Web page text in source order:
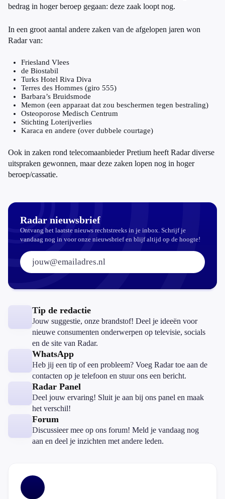
bedrag in hoger beroep gegaan: deze zaak loopt nog.
In een groot aantal andere zaken van de afgelopen jaren won
Radar van:
Friesland Vlees
de Biostabil
Turks Hotel Riva Diva
Terres des Hommes (giro 555)
Barbara’s Bruidsmode
Memon (een apparaat dat zou beschermen tegen bestraling)
Osteoporose Medisch Centrum
Stichting Loterijverlies
Karaca en andere (over dubbele courtage)
Ook in zaken rond telecomaanbieder Pretium heeft Radar diverse
uitspraken gewonnen, maar deze zaken lopen nog in hoger
beroep/cassatie.
Radar nieuwsbrief
Ontvang het laatste nieuws rechtstreeks in je inbox. Schrijf je
vandaag nog in voor onze nieuwsbrief en blijf altijd op de hoogte!
E-mailadres:
Tip de redactie
Jouw suggestie, onze brandstof! Deel je ideeën voor
nieuwe consumenten onderwerpen op televisie, socials
en de site van Radar.
WhatsApp
Heb jij een tip of een probleem? Voeg Radar toe aan de
contacten op je telefoon en stuur ons een bericht.
Radar Panel
Deel jouw ervaring! Sluit je aan bij ons panel en maak
het verschil!
Forum
Discussieer mee op ons forum! Meld je vandaag nog
aan en deel je inzichten met andere leden.